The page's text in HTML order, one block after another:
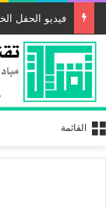
فيديو الحفل
القائمة